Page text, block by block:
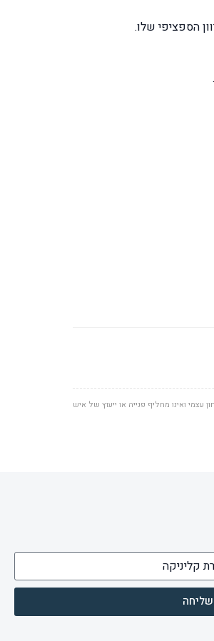
עצמי ואינו מחליף פנייה או ייעוץ של איש
שליחה